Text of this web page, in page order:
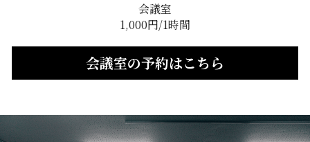
会議室
1,000円/1時間
会議室の予約はこちら